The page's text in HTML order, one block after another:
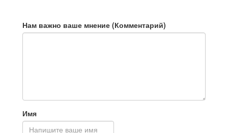
Нам важно ваше мнение (Комментарий)
Имя